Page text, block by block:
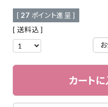
[ 27 ポイント進呈 ]
送料込
カート